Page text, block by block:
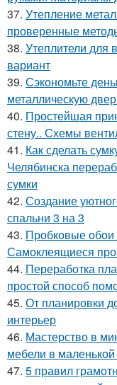
37. Утепление
проверенные
38. Утеплители для
вариант
39. Сэкономьте
металлическую
40. Простейшая
стену.. Схемы
41. Как сделать
Челябинска
сумки
42. Создание
спальни 3 на 3
43. Пробковые обои
Самоклеящиеся
44. Переработка
простой способ
45. От планировки
интерьер
46. Мастерство в
мебели в
47. 5 правил